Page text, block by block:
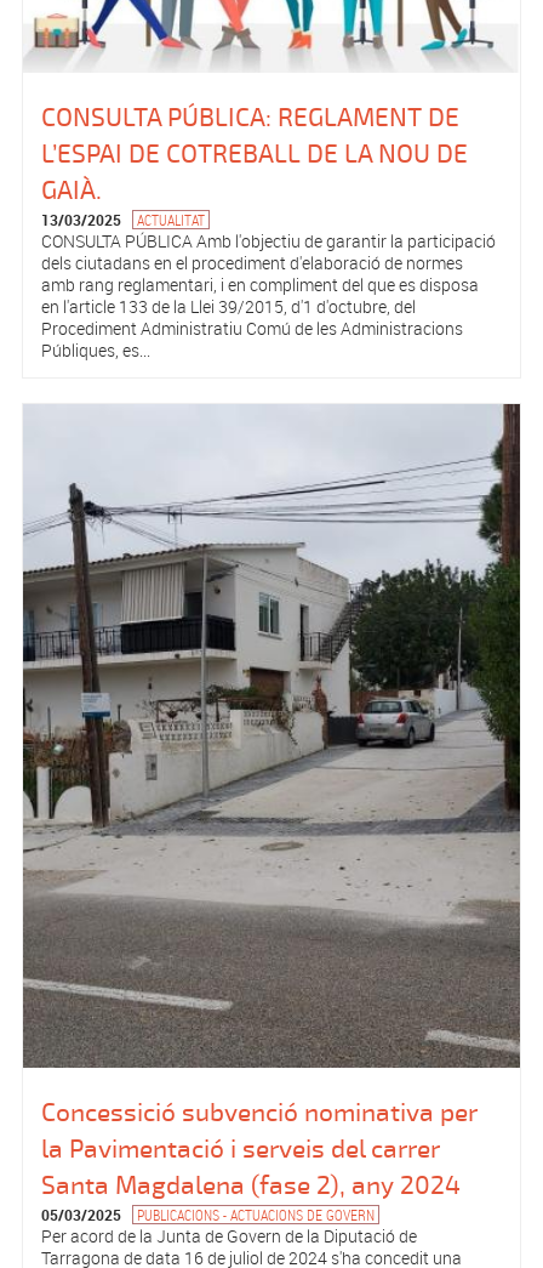
CONSULTA PÚBLICA: REGLAMENT DE
L’ESPAI DE COTREBALL DE LA NOU DE
GAIÀ.
13/03/2025 ACTUALITAT
CONSULTA PÚBLICA Amb l'objectiu de garantir la participació
dels ciutadans en el procediment d'elaboració de normes
amb rang reglamentari, i en compliment del que es disposa
en l'article 133 de la Llei 39/2015, d'1 d'octubre, del
Procediment Administratiu Comú de les Administracions
Públiques, es...
Concessició subvenció nominativa per
la Pavimentació i serveis del carrer
Santa Magdalena (fase 2), any 2024
05/03/2025 PUBLICACIONS - ACTUACIONS DE GOVERN
Per acord de la Junta de Govern de la Diputació de
Tarragona de data 16 de juliol de 2024 s'ha concedit una